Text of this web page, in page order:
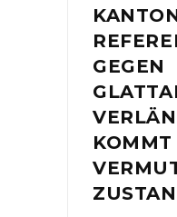
GEGEN
KOMMT